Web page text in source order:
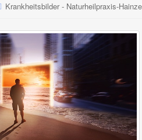
Krankheitsbilder - Naturheilpraxis-